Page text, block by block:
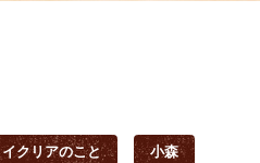
イクリアのこと 小森